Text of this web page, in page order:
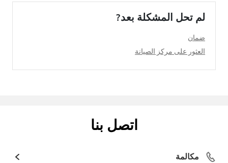
لم تحل المشكلة بعد?
ضمان
العثور على مركز الصيانة
اتصل بنا
مكالمة